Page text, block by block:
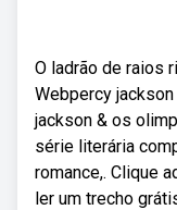
O ladrão de raios
Webpercy
jackson & os
série literária
romance,. Clique
ler um trecho